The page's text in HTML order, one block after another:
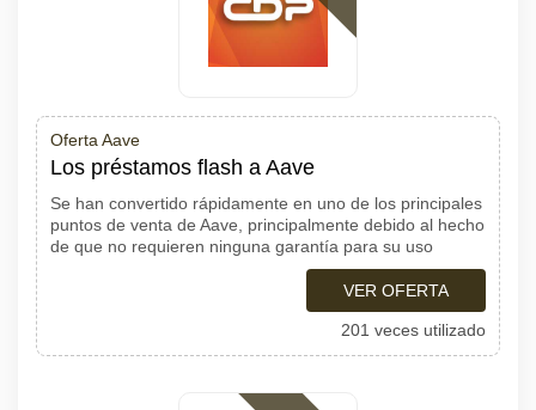
Oferta Aave
Los préstamos flash a Aave
Se han convertido rápidamente en uno de los principales
puntos de venta de Aave, principalmente debido al hecho
de que no requieren ninguna garantía para su uso
VER OFERTA
201 veces utilizado